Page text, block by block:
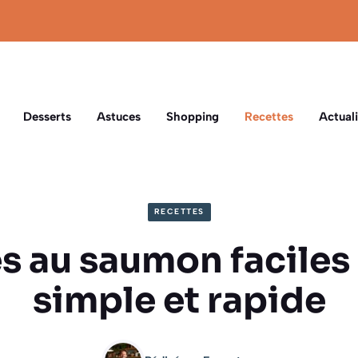
Desserts Astuces Shopping Recettes
RECETTES
au saumon
simple et rapide